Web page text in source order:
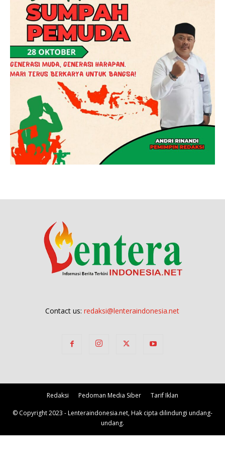
Contact us:redaksi@lenteraindonesia.net
Redaksi Pedoman Media Siber Tarif Iklan
© Copyright 2023 - Lenteraindonesia.net, Hak cipta dilindungi undang-
undang.